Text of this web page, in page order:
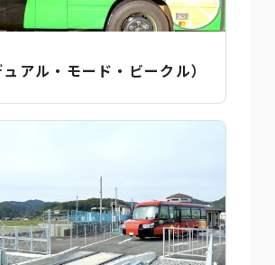
アル・モード・ビークル）